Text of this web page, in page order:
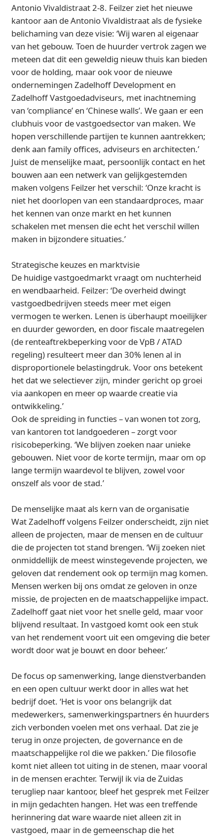
Antonio Vivaldistraat 2-8. Feilzer ziet het nieuwe
kantoor aan de Antonio Vivaldistraat als de fysieke
belichaming van deze visie: ‘Wij waren al eigenaar
van het gebouw. Toen de huurder vertrok zagen we
meteen dat dit een geweldig nieuw thuis kan bieden
voor de holding, maar ook voor de nieuwe
ondernemingen Zadelhoff Development en
Zadelhoff Vastgoedadviseurs, met inachtneming
van ‘compliance’ en ‘Chinese walls’. We gaan er een
clubhuis voor de vastgoedsector van maken. We
hopen verschillende partijen te kunnen aantrekken;
denk aan family offices, adviseurs en architecten.’
Juist de menselijke maat, persoonlijk contact en het
bouwen aan een netwerk van gelijkgestemden
maken volgens Feilzer het verschil: ‘Onze kracht is
niet het doorlopen van een standaardproces, maar
het kennen van onze markt en het kunnen
schakelen met mensen die echt het verschil willen
maken in bijzondere situaties.’
Strategische keuzes en marktvisie
De huidige vastgoedmarkt vraagt om nuchterheid
en wendbaarheid. Feilzer: ‘De overheid dwingt
vastgoedbedrijven steeds meer met eigen
vermogen te werken. Lenen is überhaupt moeilijker
en duurder geworden, en door fiscale maatregelen
(de renteaftrekbeperking voor de VpB / ATAD
regeling) resulteert meer dan 30% lenen al in
disproportionele belastingdruk. Voor ons betekent
het dat we selectiever zijn, minder gericht op groei
via aankopen en meer op waarde creatie via
ontwikkeling.’
Ook de spreiding in functies – van wonen tot zorg,
van kantoren tot landgoederen – zorgt voor
risicobeperking. ‘We blijven zoeken naar unieke
gebouwen. Niet voor de korte termijn, maar om op
lange termijn waardevol te blijven, zowel voor
onszelf als voor de stad.’
De menselijke maat als kern van de organisatie
Wat Zadelhoff volgens Feilzer onderscheidt, zijn niet
alleen de projecten, maar de mensen en de cultuur
die de projecten tot stand brengen. ‘Wij zoeken niet
onmiddellijk de meest winstegevende projecten, we
geloven dat rendement ook op termijn mag komen.
Mensen werken bij ons omdat ze geloven in onze
missie, de projecten en de maatschappelijke impact.
Zadelhoff gaat niet voor het snelle geld, maar voor
blijvend resultaat. In vastgoed komt ook een stuk
van het rendement voort uit een omgeving die beter
wordt door wat je bouwt en door beheer.’
De focus op samenwerking, lange dienstverbanden
en een open cultuur werkt door in alles wat het
bedrijf doet. ‘Het is voor ons belangrijk dat
medewerkers, samenwerkingspartners én huurders
zich verbonden voelen met ons verhaal. Dat zie je
terug in onze projecten, de governance en de
maatschappelijke rol die we pakken.’ Die filosofie
komt niet alleen tot uiting in de stenen, maar vooral
in de mensen erachter. Terwijl ik via de Zuidas
terugliep naar kantoor, bleef het gesprek met Feilzer
in mijn gedachten hangen. Het was een treffende
herinnering dat ware waarde niet alleen zit in
vastgoed, maar in de gemeenschap die het